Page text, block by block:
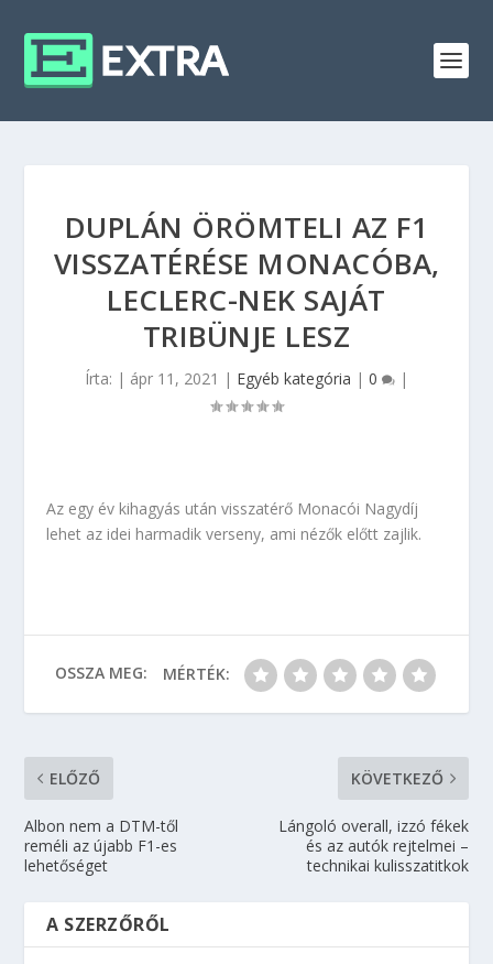
DUPLÁN ÖRÖMTELI AZ F1
VISSZATÉRÉSE MONACÓBA,
LECLERC-NEK SAJÁT
TRIBÜNJE LESZ
Írta: | ápr 11, 2021 | Egyéb kategória | 0 |
Az egy év kihagyás után visszatérő Monacói Nagydíj
lehet az idei harmadik verseny, ami nézők előtt zajlik.
OSSZA MEG: MÉRTÉK:
ELŐZŐ
Albon nem a DTM-től
reméli az újabb F1-es
lehetőséget
KÖVETKEZŐ
Lángoló overall, izzó fékek
és az autók rejtelmei –
technikai kulisszatitkok
A SZERZŐRŐL